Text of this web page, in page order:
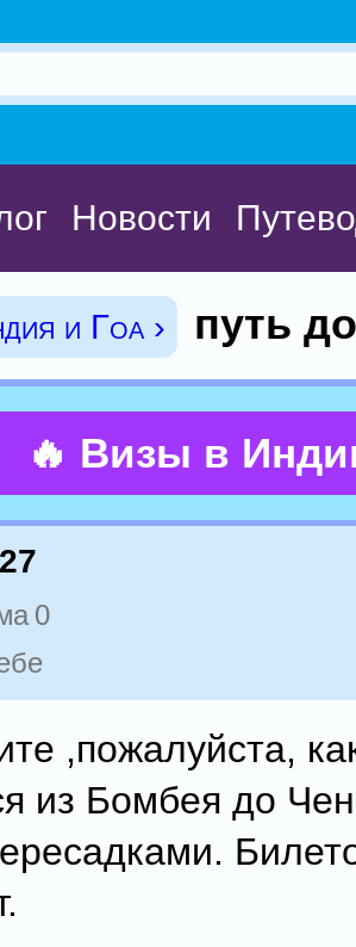
Новости
и Гоа › путь
🔥 Визы в
0
,пожалуйста,
из Бомбея до